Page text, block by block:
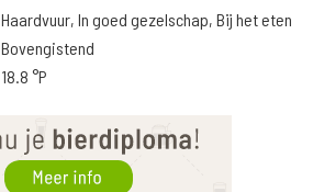
Haardvuur, In goed gezelschap, Bij het eten
Bovengistend
18.8 °P